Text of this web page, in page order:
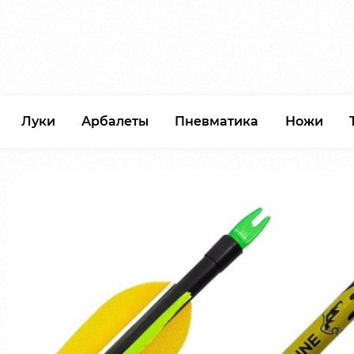
Луки Арбалеты Пневматика Ножи